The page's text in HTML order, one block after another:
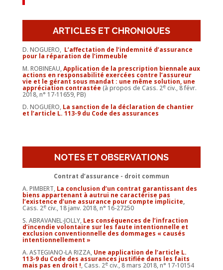
ARTICLES ET CHRONIQUES
D. NOGUERO, L’affectation de l’indemnité d’assurance
pour la réparation de l’immeuble
M. ROBINEAU,Application de la prescription biennale aux
actions en responsabilité exercées contre l’assureur
vie et le gérant sous mandat : une même solution, une
appréciation contrastée (à propos de Cass. 2eciv., 8 févr.
2018, n° 17-11659, PB)
D. NOGUERO, La sanction de la déclaration de chantier
et l’article L. 113-9 du Code des assurances
NOTES ET OBSERVATIONS
Contrat d’assurance - droit commun
A. PIMBERT,La conclusion d’un contrat garantissant des
biens appartenant à autrui ne caractérise pas
l’existence d’une assurance pour compte implicite,
Cass. 2eciv., 18 janv. 2018, n° 16-27250
S. ABRAVANEL-JOLLY, Les conséquences de l’infraction
d’incendie volontaire sur les faute intentionnelle et
exclusion conventionnelle des dommages « causés
intentionnellement »
A. ASTEGIANO-LA RIZZA, Une application de l’article L.
113-9 du Code des assurances justifiée dans les faits
mais pas en droit !, Cass. 2eciv., 8 mars 2018, n° 17-10154